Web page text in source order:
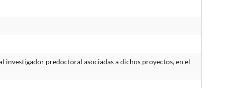
investigador predoctoral asociadas a dichos proyectos, en el